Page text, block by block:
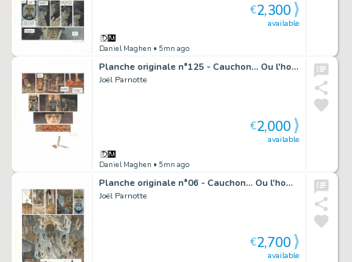
Daniel Maghen • 5mn ago
available
€2,300
Planche originale n°125 - Cauchon... Ou l'homme qui tua Jeanne d'Arc
Joël Parnotte
Daniel Maghen • 5mn ago
available
€2,000
Planche originale n°06 - Cauchon... Ou l'homme qui tua Jeanne d'Arc
Joël Parnotte
available
€2,700